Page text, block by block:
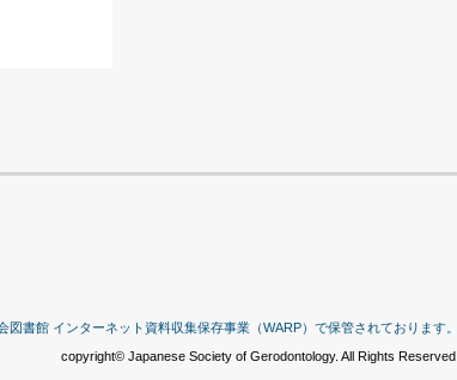
図書館 インターネット資料収集保存事業（WARP）で保管されております。
copyright© Japanese Society of Gerodontology. All Rights Reserved.